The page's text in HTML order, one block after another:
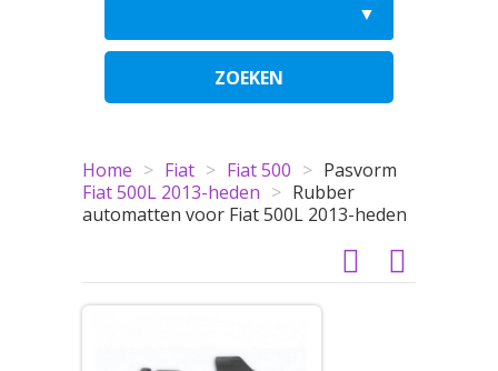
ZOEKEN
Home > Fiat > Fiat 500 >
Fiat 500L 2013-heden >
Pasvorm
Rubber
automatten voor Fiat 500L 2013-heden